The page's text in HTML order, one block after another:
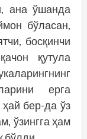
ана ўшанда
бўласан,
босқинчи
қутула
ерга
бер-да ўз
ўзингга ҳам